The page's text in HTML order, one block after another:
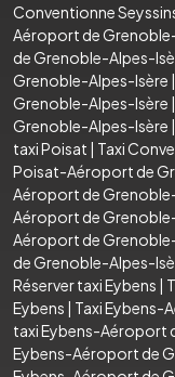
Conventionne
Aéroport de
de Grenoble-Alpes-
Grenoble-Alpes-Isère |
Grenoble-Alpes-Isère |
Grenoble-Alpes-Isère |
taxi Poisat | Taxi
Poisat-Aéroport de
Aéroport de
Aéroport de
Aéroport de
de Grenoble-Alpes-
Réserver taxi Eybens |
Eybens | Taxi Eybens-
taxi Eybens-Aéroport
Eybens-Aéroport de